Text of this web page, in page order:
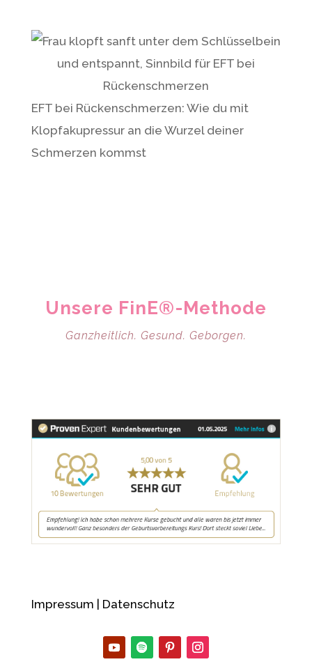
EFT bei Rückenschmerzen: Wie du mit
Klopfakupressur an die Wurzel deiner
Schmerzen kommst
Unsere FinE®-Methode
Ganzheitlich. Gesund. Geborgen.
Impressum Datenschutz